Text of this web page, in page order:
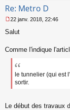
Re: Metro D
e
u
22 janv. 2018, 22:46
Salut
Comme l'indique
le tunnelier (qui est
sortir.
Le début des travaux